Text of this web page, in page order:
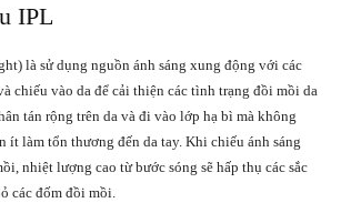
IPL
là sử dụng nguồn ánh sáng xung động với các
chiếu vào da để cải thiện các tình trạng đồi mồi da
tán rộng trên da và đi vào lớp hạ bì mà không
ít làm tổn thương đến da tay. Khi chiếu ánh sáng
nhiệt lượng cao từ bước sóng sẽ hấp thụ các sắc
các đốm đồi mồi.